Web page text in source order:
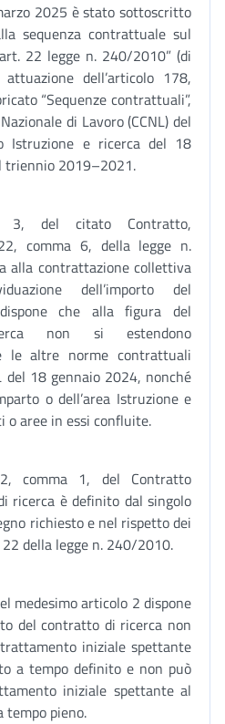
2025 è stato sottoscritto
sequenza contrattuale sul
22 legge n. 240/2010” (di
dell’articolo 178,
“Sequenze contrattuali”,
di Lavoro (CCNL) del
Istruzione e ricerca del 18
triennio 2019–2021.
3, del citato Contratto,
comma 6, della legge n.
alla contrattazione collettiva
dell’importo del
che alla figura del
non si estendono
le altre norme contrattuali
del 18 gennaio 2024, nonché
o dell’area Istruzione e
o aree in essi confluite.
comma 1, del Contratto
ricerca è definito dal singolo
richiesto e nel rispetto dei
della legge n. 240/2010.
medesimo articolo 2 dispone
del contratto di ricerca non
iniziale spettante
a tempo definito e non può
iniziale spettante al
tempo pieno.